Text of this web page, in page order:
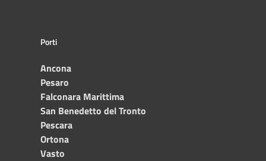
Porti
Ancona
Pesaro
Falconara Marittima
San Benedetto del Tronto
Pescara
Ortona
Vasto